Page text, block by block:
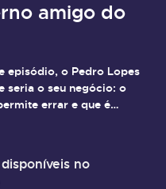
amigo do
episódio, o Pedro Lopes
seria o seu negócio: o
errar e que é
no